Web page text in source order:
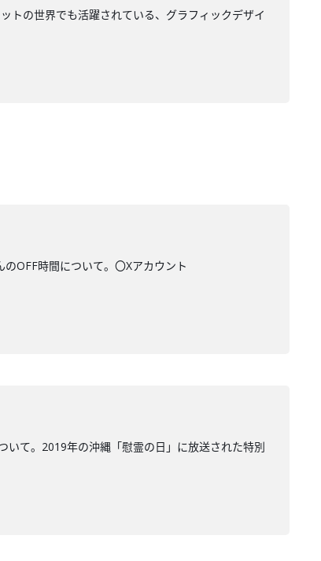
トの世界でも活躍されている、グラフィックデザイ
OFF時間について。〇Xアカウント
いて。2019年の沖縄「慰霊の日」に放送された特別